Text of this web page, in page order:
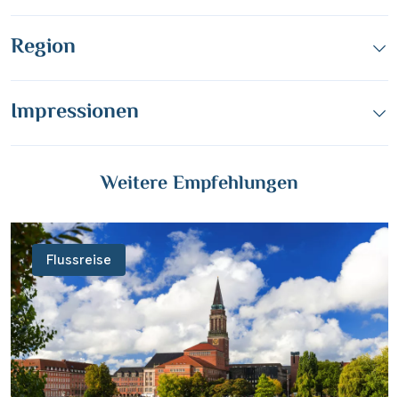
Region
Impressionen
Weitere Empfehlungen
Flussreise